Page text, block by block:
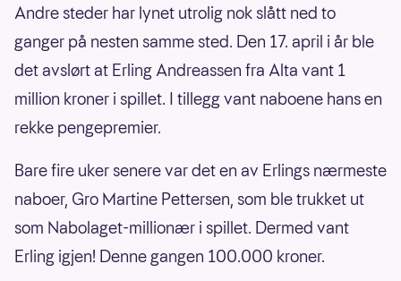
Andre steder har lynet utrolig nok slått ned to
ganger på nesten samme sted. Den 17. april i år ble
det avslørt at Erling Andreassen fra Alta vant 1
million kroner i spillet. I tillegg vant naboene hans en
rekke pengepremier.
Bare fire uker senere var det en av Erlings nærmeste
naboer, Gro Martine Pettersen, som ble trukket ut
som Nabolaget-millionær i spillet. Dermed vant
Erling igjen! Denne gangen 100.000 kroner.